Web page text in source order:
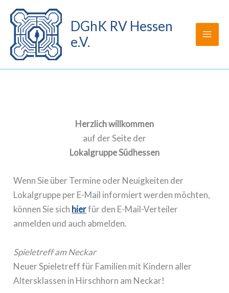
Zum
Inhalt
springen
DGhK RV Hessen
e.V.
Herzlich willkommen
auf der Seite der
Lokalgruppe Südhessen
Wenn Sie über Termine oder Neuigkeiten der
Lokalgruppe per E-Mail informiert werden möchten,
können Sie sich hierfür den E-Mail-Verteiler
anmelden und auch abmelden.
Spieletreff am Neckar
Neuer Spieletreff für Familien mit Kindern aller
Altersklassen in Hirschhorn am Neckar!